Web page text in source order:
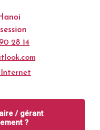
28 14
/ gérant
?